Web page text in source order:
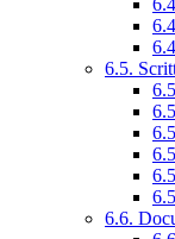
6.5.
6.6.